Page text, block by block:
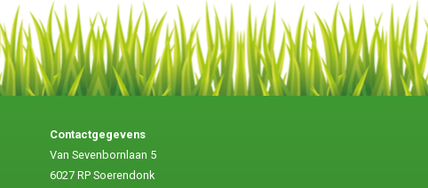
Contactgegevens
Van Sevenbornlaan 5
6027 RP Soerendonk